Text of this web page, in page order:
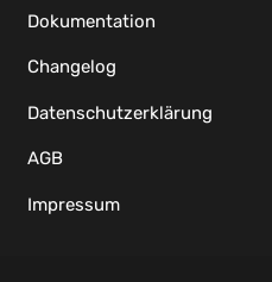
Dokumentation
Changelog
Datenschutzerklärung
AGB
Impressum